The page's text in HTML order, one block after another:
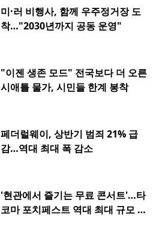
미·러 비행사, 함께 우주정거장 도
착…"2030년까지 공동 운영"
"이젠 생존 모드" 전국보다 더 오른
시애틀 물가, 시민들 한계 봉착
페더럴웨이, 상반기 범죄 21% 급
감…역대 최대 폭 감소
'현관에서 즐기는 무료 콘서트'…타
코마 포치페스트 역대 최대 규모 개